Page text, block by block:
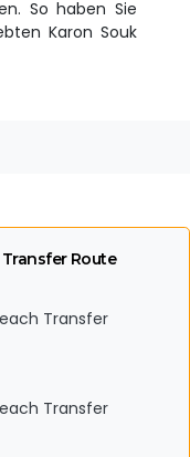
So haben Sie
Karon Souk
Route
Transfer
Transfer